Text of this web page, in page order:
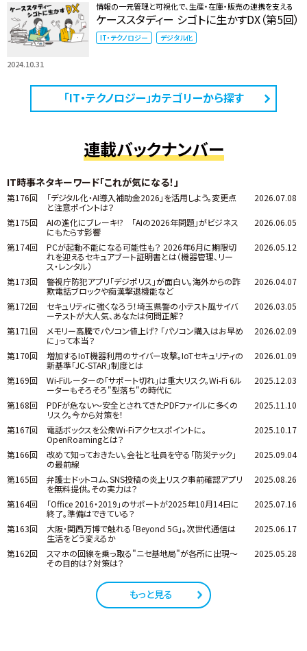
2024.10.31
情報の一元管理と可視化で、生産・在庫・販売の連携を支える
ケーススタディー シゴトに生かすDX（第5回）
IT・テクノロジー デジタル化
「IT・テクノロジー」カテゴリーから探す
連載バックナンバー
IT時事ネタキーワード「これが気になる！」
第176回
「デジタル化・AI導入補助金2026」を活用しよう。変更点
と注意ポイントは？
2026.07.08
第175回
AIの進化にブレーキ!? 「AIの2026年問題」がビジネス
にもたらす影響
2026.06.05
第174回
PCが起動不能になる可能性も？ 2026年6月に期限切
れを迎えるセキュアブート証明書とは（機器管理、リー
ス・レンタル）
2026.05.12
第173回
警視庁防犯アプリ「デジポリス」が面白い。海外からの詐
欺電話ブロックや痴漢撃退機能など
2026.04.07
第172回
セキュリティに強くなろう！埼玉県警の小テスト風サイバ
ーテストが大人気、あなたは何問正解？
2026.03.05
第171回
メモリー高騰でパソコン値上げ? 「パソコン購入はお早め
に」って本当？
2026.02.09
第170回
増加するIoT機器利用のサイバー攻撃。IoTセキュリティの
新基準「JC-STAR」制度とは
2026.01.09
第169回
Wi-Fiルーターの「サポート切れ」は重大リスク。Wi-Fi 6ル
ーターもそろそろ"型落ち"の時代に
2025.12.03
第168回
PDFが危ない～安全とされてきたPDFファイルに多くの
リスク。今から対策を！
2025.11.10
第167回
電話ボックスを公衆Wi-Fiアクセスポイントに。
OpenRoamingとは？
2025.10.17
第166回
改めて知っておきたい。会社と社員を守る「防災テック」
の最前線
2025.09.04
第165回
弁護士ドットコム、SNS投稿の炎上リスク事前確認アプリ
を無料提供。その実力は？
2025.08.26
第164回
「Office 2016・2019」のサポートが2025年10月14日に
終了。準備はできている？
2025.07.16
第163回
大阪・関西万博で触れる「Beyond 5G」。次世代通信は
生活をどう変えるか
2025.06.17
第162回
スマホの回線を乗っ取る"ニセ基地局"が各所に出現～
その目的は？対策は？
2025.05.28
もっと見る